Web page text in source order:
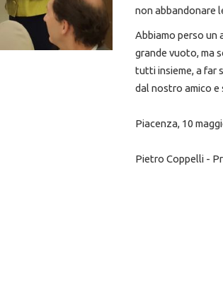
non abbandonare
Abbiamo perso un
grande vuoto, ma
tutti insieme, a far
dal nostro amico e
Piacenza, 10
Pietro Coppelli -